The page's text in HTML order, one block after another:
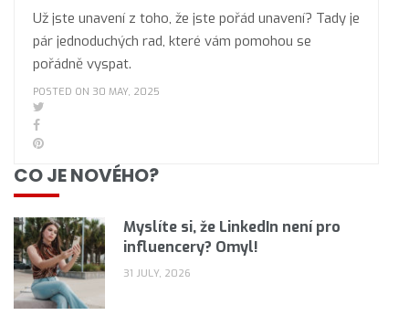
Už jste unavení z toho, že jste pořád unavení? Tady je
pár jednoduchých rad, které vám pomohou se
pořádně vyspat.
POSTED ON 30 MAY, 2025
CO JE NOVÉHO?
Myslíte si, že LinkedIn není pro
influencery? Omyl!
31 JULY, 2026